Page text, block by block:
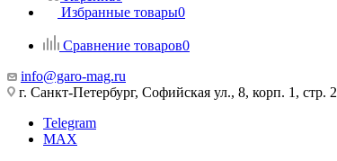
Избранные товары0
Сравнение товаров0
info@garo-mag.ru
г. Санкт-Петербург, Софийская ул., 8, корп. 1, стр. 2
Telegram
MAX